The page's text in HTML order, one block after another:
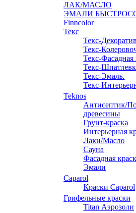
ЛАК/МАСЛО
ЭМАЛИ
Finncolor
Текс
Текс-
Текс-
Текс-Фасадная
Текс-
Текс-Эмаль.
Текс-
Teknos
Антисептик/
древесины
Грунт-краска
Интерьерная
Лаки/Масло
Сауна
Фасадная
Эмали
Caparol
Краски Caparol
Грифельные краски
Titan Аэрозоли